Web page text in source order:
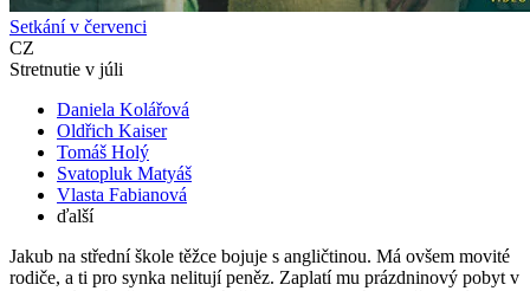
Setkání v červenci
CZ
Stretnutie v júli
Daniela Kolářová
Oldřich Kaiser
Tomáš Holý
Svatopluk Matyáš
Vlasta Fabianová
ďalší
Jakub na střední škole těžce bojuje s angličtinou. Má ovšem movité
rodiče, a ti pro synka nelitují peněz. Zaplatí mu prázdninový pobyt v